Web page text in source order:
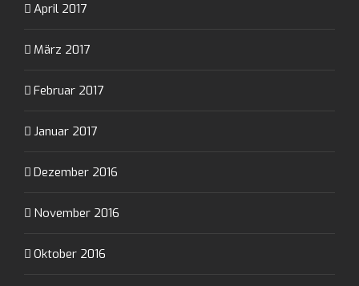
April 2017
März 2017
Februar 2017
Januar 2017
Dezember 2016
November 2016
Oktober 2016